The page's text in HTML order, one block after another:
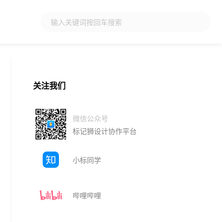
关注我们
微信公众号
标记狮设计协作平台
小标同学
哔哩哔哩